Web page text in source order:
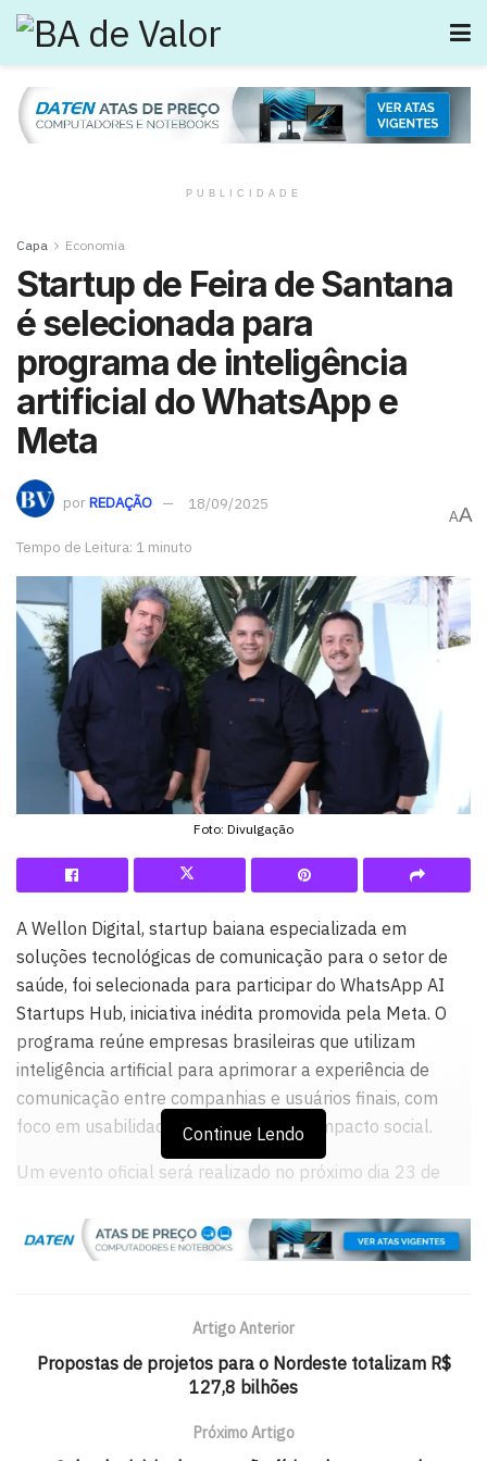
PUBLICIDADE
Capa Economia
Startup de Feira de Santana
é selecionada para
programa de inteligência
artificial do WhatsApp e
Meta
porREDAÇÃO 18/09/2025
Tempo de Leitura: 1 minuto
AA
Foto: Divulgação
A Wellon Digital, startup baiana especializada em
soluções tecnológicas de comunicação para o setor de
saúde, foi selecionada para participar do WhatsApp AI
Startups Hub, iniciativa inédita promovida pela Meta. O
programa reúne empresas brasileiras que utilizam
inteligência artificial para aprimorar a experiência de
comunicação entre companhias e usuários finais, com
foco em usabilidade, escalabilidade e impacto social.
Um evento oficial será realizado no próximo dia 23 de
Representando a Wellon, estarão presentes os
cofundadores Eduardo Nunes (CEO) e Marcel Andrade
via WhatsApp em instituições de saúde públicas e
privadas.
nacional pelo desenvolvimento de ferramentas que
Continue Lendo
Artigo Anterior
Propostas de projetos para o Nordeste totalizam R$
127,8 bilhões
Próximo Artigo